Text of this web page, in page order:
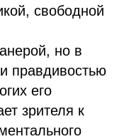
свободной
но в
правдивостью
его
зрителя к